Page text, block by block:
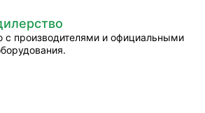
с производителями и официальными